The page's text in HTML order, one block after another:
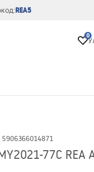
REA5
0
5906366014871
77C REA